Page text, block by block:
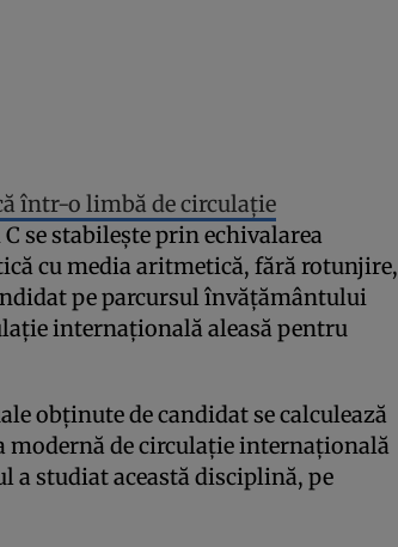
într-o limbă de circulație
se stabilește prin echivalarea
cu media aritmetică, fără rotunjire,
pe parcursul învățământului
internațională aleasă pentru
obținute de candidat se calculează
modernă de circulație internațională
a studiat această disciplină, pe